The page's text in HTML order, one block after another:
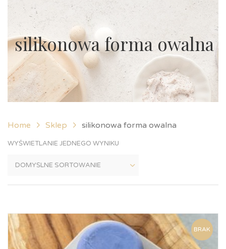
silikonowa forma owalna
Home Sklep silikonowa forma owalna
WYŚWIETLANIE JEDNEGO WYNIKU
BRAK